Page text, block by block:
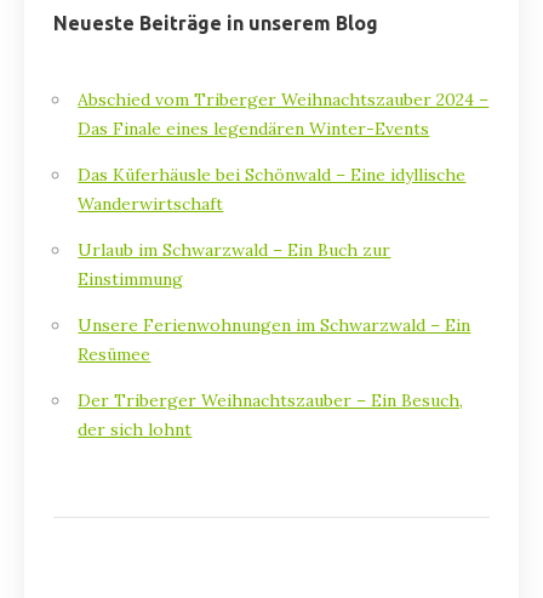
Neueste Beiträge in unserem Blog
Abschied vom Triberger Weihnachtszauber 2024 –
Das Finale eines legendären Winter-Events
Das Küferhäusle bei Schönwald – Eine idyllische
Wanderwirtschaft
Urlaub im Schwarzwald – Ein Buch zur
Einstimmung
Unsere Ferienwohnungen im Schwarzwald – Ein
Resümee
Der Triberger Weihnachtszauber – Ein Besuch,
der sich lohnt